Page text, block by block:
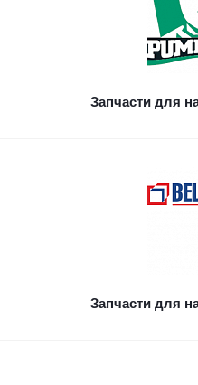
Запчасти для
Запчасти для